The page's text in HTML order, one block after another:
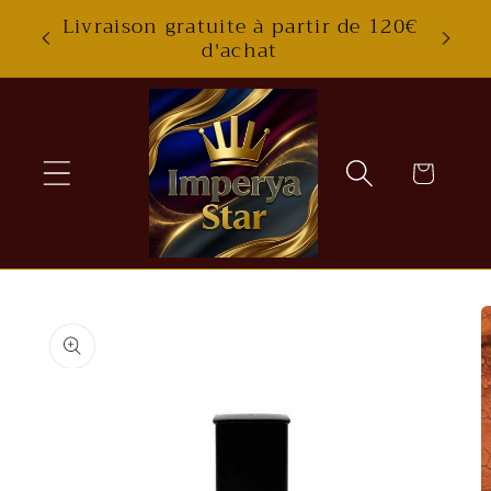
Skip to
content
Livraison gratuite à partir de 120€
d'achat
Cart
product
information